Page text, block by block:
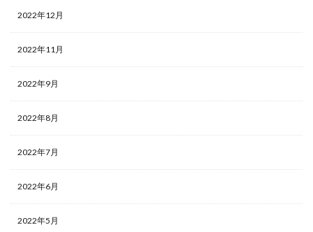
2022年12月
2022年11月
2022年9月
2022年8月
2022年7月
2022年6月
2022年5月